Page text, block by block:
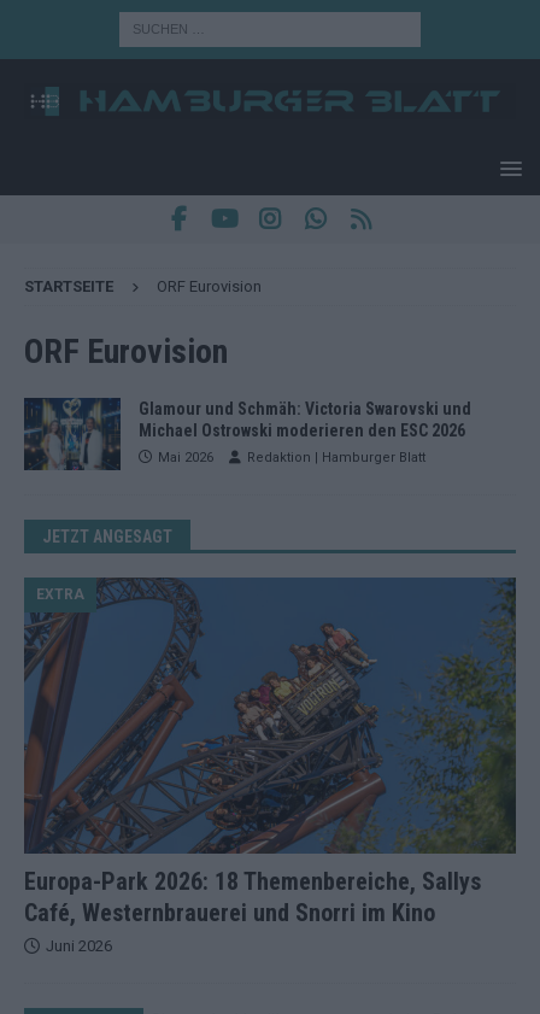
STARTSEITE ORF Eurovision
ORF Eurovision
Glamour und Schmäh: Victoria Swarovski und
Michael Ostrowski moderieren den ESC 2026
Mai 2026 Redaktion | Hamburger Blatt
JETZT ANGESAGT
Europa-Park 2026: 18 Themenbereiche, Sallys
Café, Westernbrauerei und Snorri im Kino
EXTRA
Juni 2026